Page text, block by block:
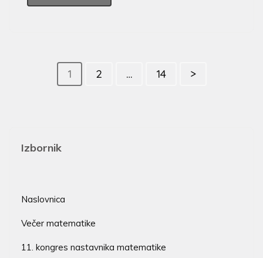
1 2 … 14 >
Izbornik
Naslovnica
Večer matematike
11. kongres nastavnika matematike